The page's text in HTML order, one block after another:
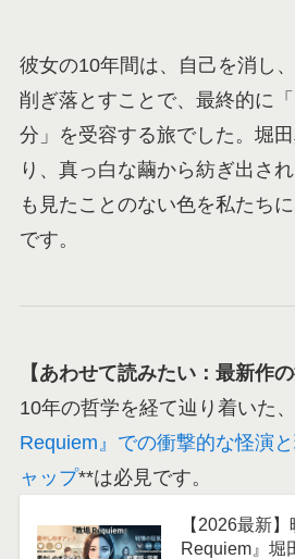
彼女の10年間は、自己を消し
削ぎ落とすことで、最終的に
分」を受容する旅でした。堀
り、真っ白な繭から紡ぎ出さ
も見たことのない色を私たち
です。
【あわせて読みたい：最新作
10年の哲学を経て辿り着いた
Requiem』での衝撃的な怪演
ャップ**は必見です。
【2026最新
Requiem』堀